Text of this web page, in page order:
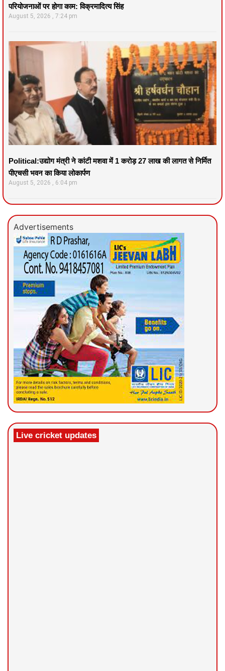
परियोजनाओं पर होगा काम: विक्रमादित्य सिंह
August 5, 2026 7:24 pm
Political:उद्योग मंत्री ने कांटी मशवा में 1 करोड़ 27 लाख की लागत से निर्मित
पीएचसी भवन का किया लोकार्पण
August 5, 2026 6:04 pm
Advertisements
Live cricket updates